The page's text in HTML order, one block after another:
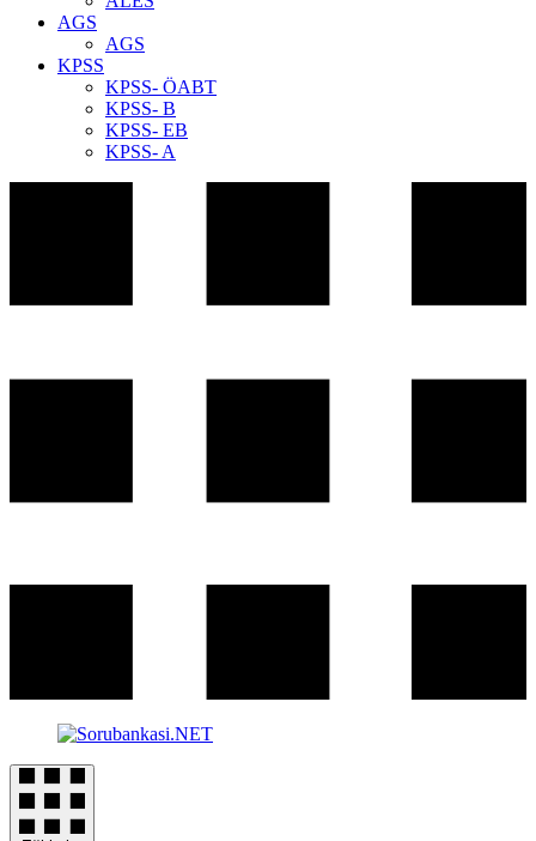
AGS
AGS
KPSS
KPSS- ÖABT
KPSS- B
KPSS- EB
KPSS- A